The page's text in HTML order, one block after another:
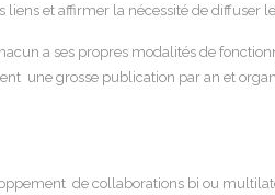
et affirmer la nécessité de diffuser
a ses propres modalités de
une grosse publication par an et
de collaborations bi ou